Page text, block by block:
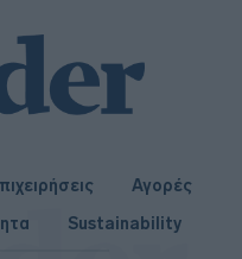
Αγορές
Sustainability